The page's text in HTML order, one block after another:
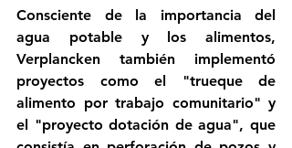
Consciente de la importancia del
agua potable y los alimentos,
Verplancken también implementó
proyectos como el "trueque de
alimento por trabajo comunitario" y
el "proyecto dotación de agua", que